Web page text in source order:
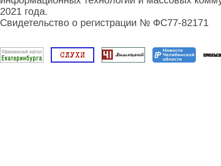
2021 года.
Свидетельство о регистрации № ФС77-82171